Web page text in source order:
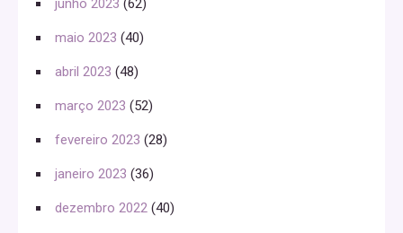
junho 2023 (62)
maio 2023 (40)
abril 2023 (48)
março 2023 (52)
fevereiro 2023 (28)
janeiro 2023 (36)
dezembro 2022 (40)